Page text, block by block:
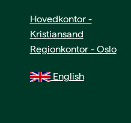
Hovedkontor -
Kristiansand
Regionkontor - Oslo
English